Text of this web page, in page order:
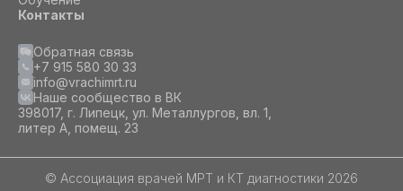
Контакты
Обратная связь
+7 915 580 30 33
info@vrachimrt.ru
Наше сообщество в ВК
398017, г. Липецк, ул. Металлургов, вл. 1,
литер А, помещ. 23
© Ассоциация врачей МРТ и КТ диагностики 2026